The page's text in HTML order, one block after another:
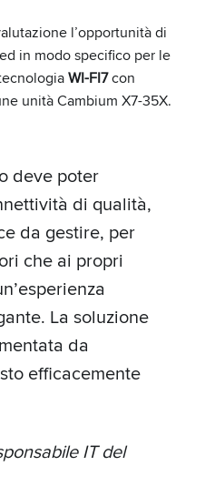
l’opportunità di
in modo specifico per le
WI-FI7con
unità Cambium X7-35X.
deve poter
di qualità,
da gestire, per
che ai propri
La soluzione
da
efficacemente
IT del